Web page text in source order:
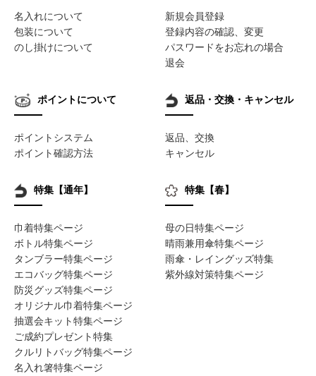
名入れについて
包装について
のし掛けについて
新規会員登録
登録内容の確認、変更
パスワードをお忘れの場合
退会
ポイントについて
ポイントシステム
ポイント確認方法
返品・交換・キャンセル
返品、交換
キャンセル
特集【通年】
巾着特集ページ
ボトル特集ページ
タンブラー特集ページ
エコバッグ特集ページ
防災グッズ特集ページ
オリジナル巾着特集ページ
抽選会キット特集ページ
ご成約プレゼント特集
クルリトバッグ特集ページ
名入れ箸特集ページ
特集【春】
母の日特集ページ
晴雨兼用傘特集ページ
雨傘・レイングッズ特集
紫外線対策特集ページ